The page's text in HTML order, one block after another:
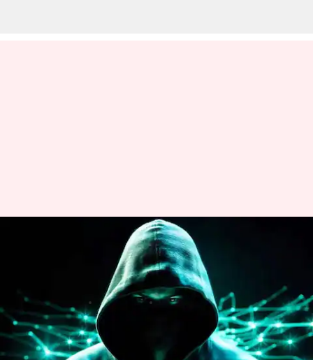
मुनाफा कमाने के चक्कर में व्यक्ति
को हुआ भारी नुकसान, जालसाजों ने
ठगे 21 लाख रुपये
लेखन बिश्वजीत कुमार Oct 09, 2024 02:00 pm
क्या है खबर?